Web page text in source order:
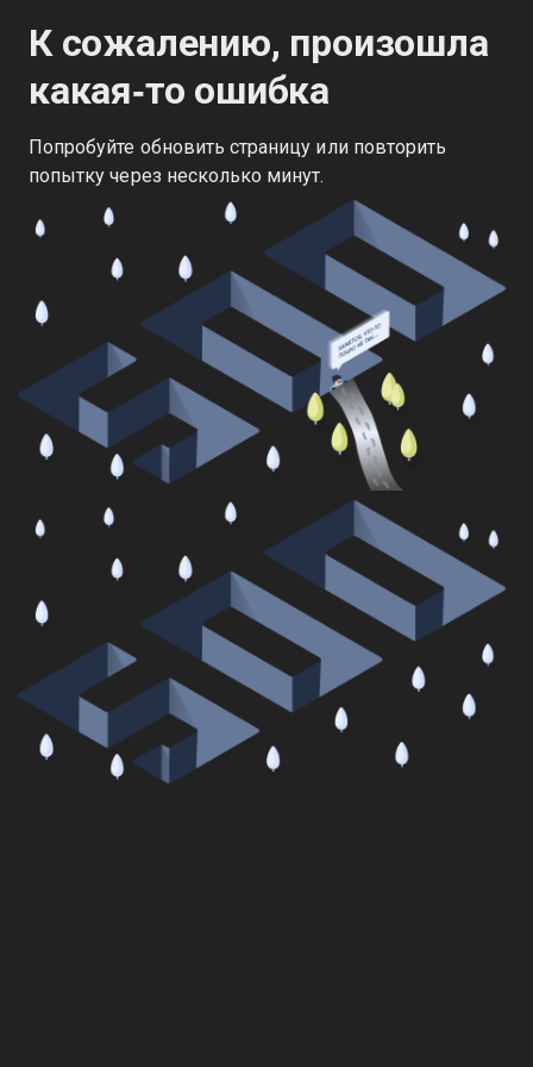
К сожалению, произошла
какая‑то ошибка
Попробуйте обновить страницу или повторить
попытку через несколько минут.